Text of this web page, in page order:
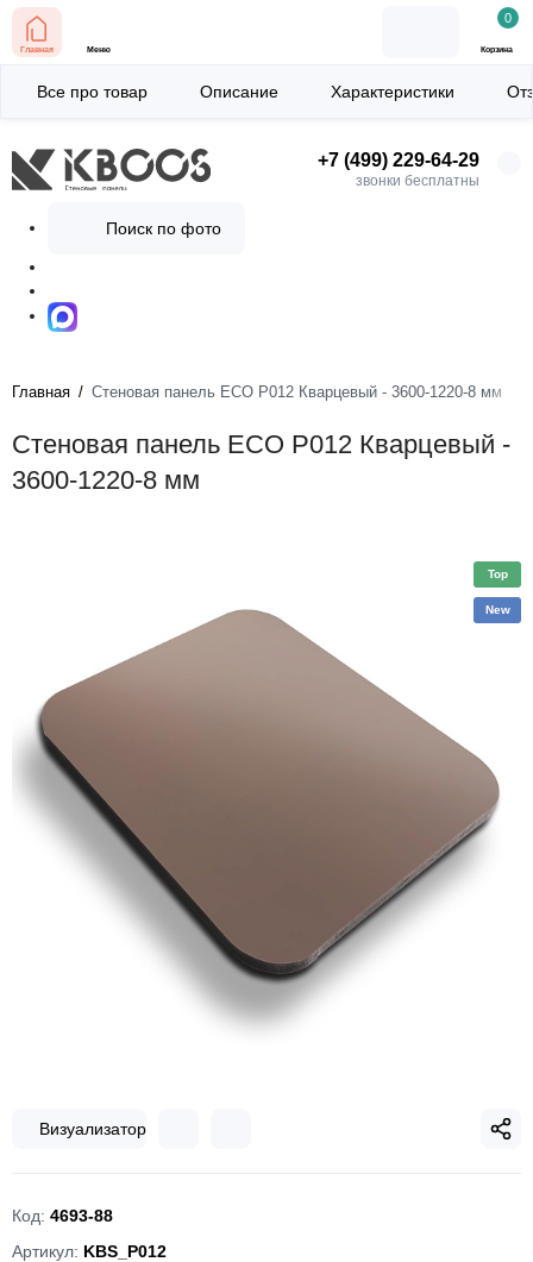
+7 (499) 229-64-29
звонки бесплатны
Поиск по фото
Главная Меню
0
Корзина
Главная Стеновая панель ECO P012 Кварцевый - 3600-1220-8 мм
Стеновая панель ECO P012 Кварцевый -
3600-1220-8 мм
Все про товар Описание Характеристики
Top
New
Визуализатор
Код: 4693-88
Артикул: KBS_P012